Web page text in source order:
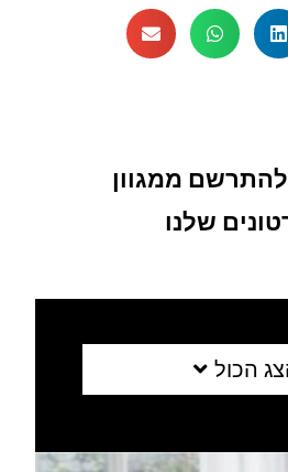
להתרשם ממגוון
שלנו
הכול